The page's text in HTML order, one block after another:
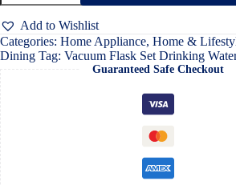
Drinking
Water
Bottle
quantity
Add to Wishlist
Categories: Home Appliance, Home &
Dining Tag: Vacuum Flask Set Drinking
Guaranteed Safe Checkout